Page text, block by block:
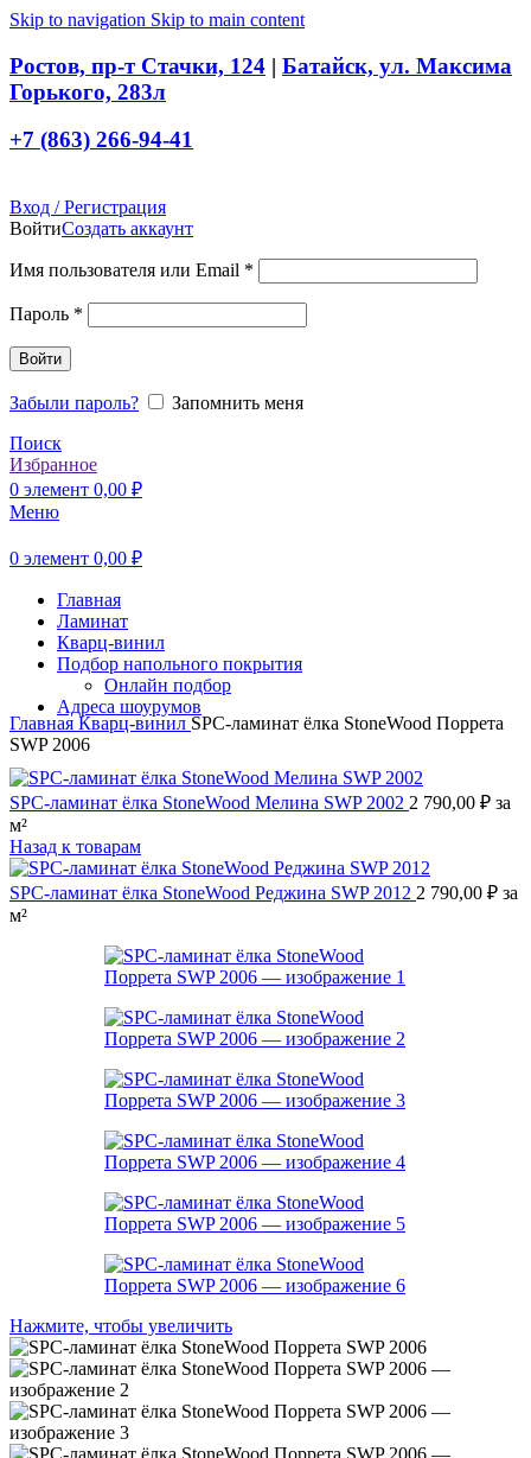
Skip to navigation Skip to main content
Ростов, пр-т Стачки, 124 | Батайск, ул. Максима
Горького, 283л
+7 (863) 266-94-41
Вход / Регистрация
ВойтиСоздать аккаунт
Имя пользователя или Email *
Пароль *
Войти
Забыли пароль?
Запомнить меня
Поиск
Избранное
0 элемент 0,00 ₽
Меню
0 элемент 0,00 ₽
Главная
Ламинат
Кварц-винил
Подбор напольного покрытия
Онлайн подбор
Адреса шоурумов
Главная Кварц-винил SPC-ламинат ёлка StoneWood Поррета
SWP 2006
SPC-ламинат ёлка StoneWood Мелина SWP 2002 2 790,00 ₽ за
м²
Назад к товарам
SPC-ламинат ёлка StoneWood Реджина SWP 2012 2 790,00 ₽ за
м²
Нажмите, чтобы увеличить